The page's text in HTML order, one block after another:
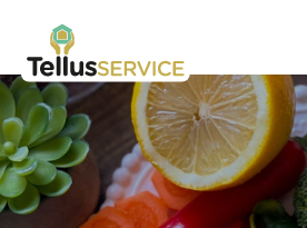
Hoppa till innehåll
Tellusfood